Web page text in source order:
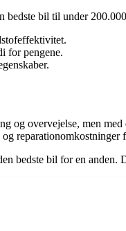
bedste bil til under
for pengene.
overvejelse, men
reparationomkostninger
bedste bil for en